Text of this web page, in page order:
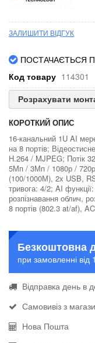
ЗАЛИШИТИ ВІДГУК
ПОСТАЧАЄТЬСЯ
Код товару 114301
Розрахувати
КОРОТКИЙ ОПИС
16-канальний 1U AI
на 8 портів;
H.264 / MJPEG; Потік
5Мп / 3Мп / 1080р /
(100/1000М), 2x USB,
тривога: 4/2; AI
розпізнавання облич,
8 портів (802.3 at/af),
Безкоштовна
при замовленні від
Відправка день в
Самовивіз з
Нова Пошта